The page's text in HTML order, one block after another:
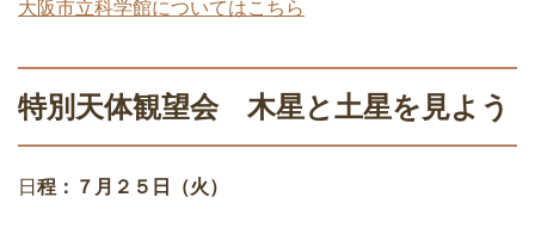
大阪市立科学館についてはこちら
特別天体観望会 木星と土星を見よう
日 程：７月２５日（火）